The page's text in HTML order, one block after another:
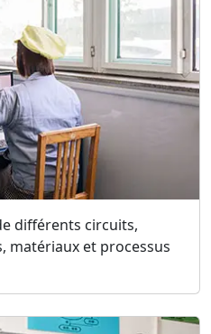
différents circuits,
matériaux et processus